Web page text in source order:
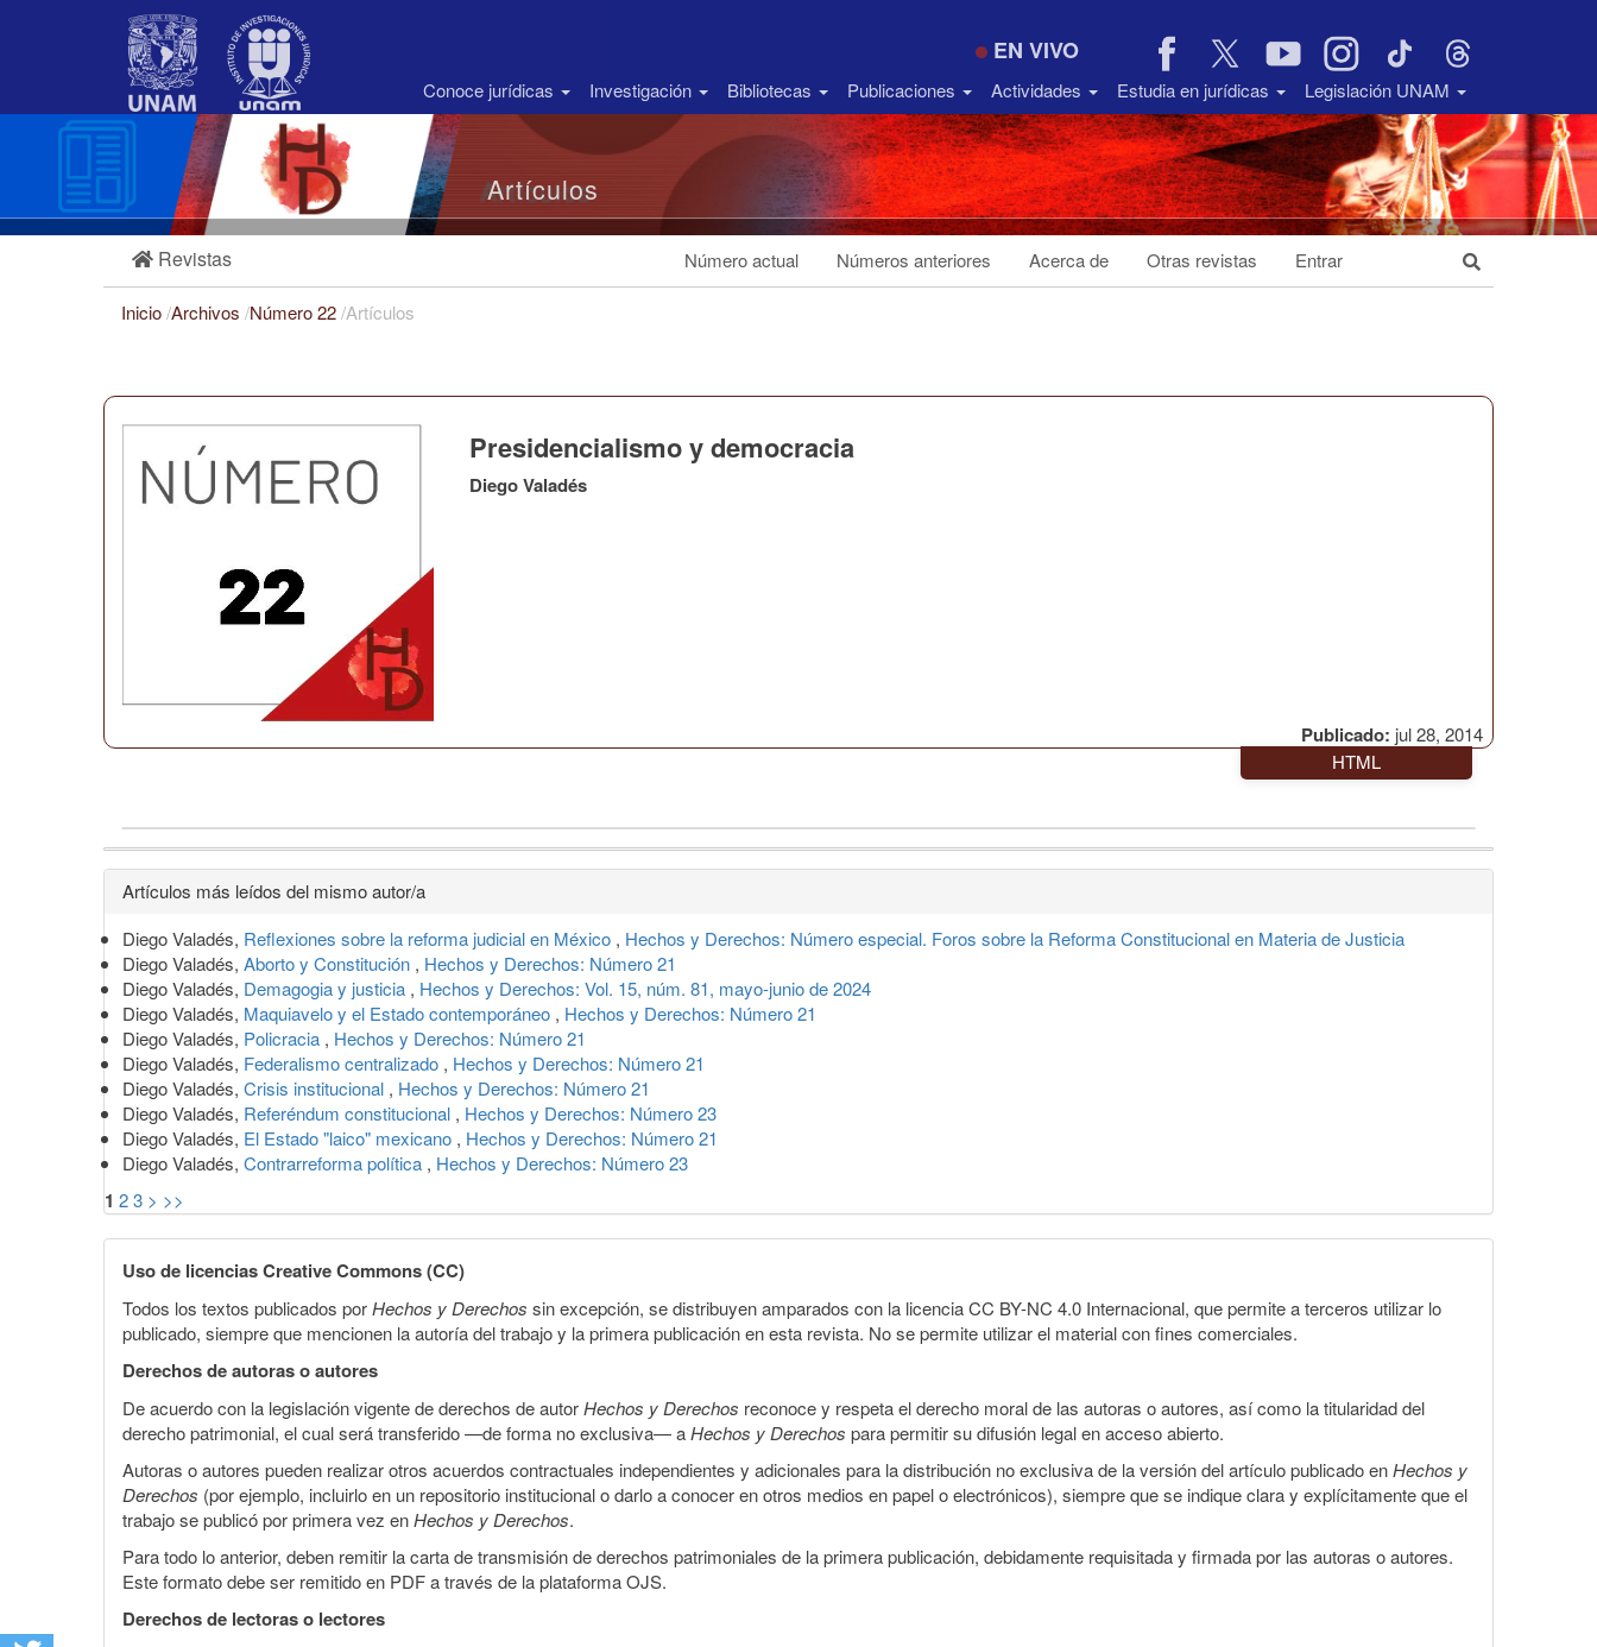
Barra
EN VIVO
Conoce jurídicas Investigación Bibliotecas Publicaciones Actividades Estudia en jurídicas Legislación UNAM
Artículos
Revistas Número actual Números anteriores Acerca de Otras revistas Entrar
Inicio/Archivos /Número 22/Artículos
Publicado: jul 28, 2014
Presidencialismo y democracia
Diego Valadés
HTML
Detalles
del
artículo
Artículos más leídos del mismo autor/a
Diego Valadés, Reflexiones sobre la reforma judicial en México , Hechos y Derechos: Número especial. Foros sobre la Reforma Constitucional en Materia de Justicia
Diego Valadés, Aborto y Constitución , Hechos y Derechos: Número 21
Diego Valadés, Demagogia y justicia , Hechos y Derechos: Vol. 15, núm. 81, mayo-junio de 2024
Diego Valadés, Maquiavelo y el Estado contemporáneo , Hechos y Derechos: Número 21
Diego Valadés, Policracia , Hechos y Derechos: Número 21
Diego Valadés, Federalismo centralizado , Hechos y Derechos: Número 21
Diego Valadés, Crisis institucional , Hechos y Derechos: Número 21
Diego Valadés, Referéndum constitucional , Hechos y Derechos: Número 23
Diego Valadés, El Estado "laico" mexicano , Hechos y Derechos: Número 21
Diego Valadés, Contrarreforma política , Hechos y Derechos: Número 23
1 23 > >>
Uso de licencias Creative Commons (CC)
Todos los textos publicados porHechos y Derechos sin excepción, se distribuyen amparados con la licencia CC BY-NC 4.0 Internacional, que permite a terceros utilizar lo
publicado, siempre que mencionen la autoría del trabajo y la primera publicación en esta revista. No se permite utilizar el material con fines comerciales.
Derechos de autoras o autores
De acuerdo con la legislación vigente de derechos de autorHechos y Derechos reconoce y respeta el derecho moral de las autoras o autores, así como la titularidad del
derecho patrimonial, el cual será transferido —de forma no exclusiva— aHechos y Derechos para permitir su difusión legal en acceso abierto.
Autoras o autores pueden realizar otros acuerdos contractuales independientes y adicionales para la distribución no exclusiva de la versión del artículo publicado enHechos y
Derechos (por ejemplo, incluirlo en un repositorio institucional o darlo a conocer en otros medios en papel o electrónicos), siempre que se indique clara y explícitamente que el
trabajo se publicó por primera vez enHechos y Derechos.
Para todo lo anterior, deben remitir la carta de transmisión de derechos patrimoniales de la primera publicación, debidamente requisitada y firmada por las autoras o autores.
Este formato debe ser remitido en PDF a través de la plataforma OJS.
Derechos de lectoras o lectores